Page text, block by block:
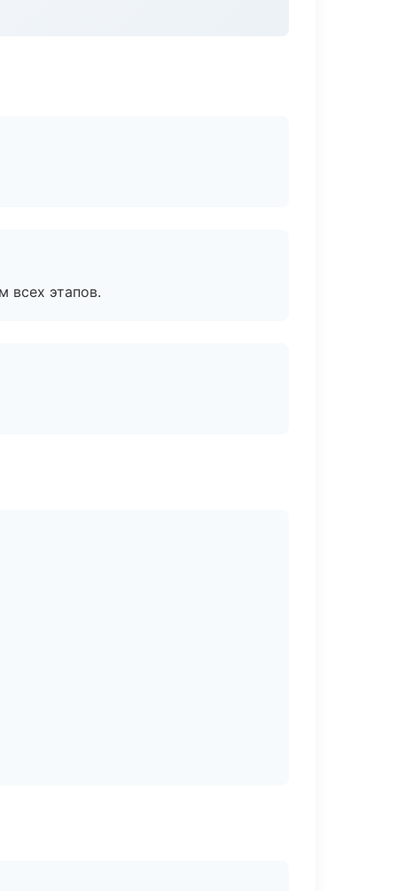
всех этапов.